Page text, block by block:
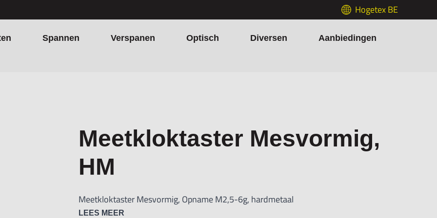
Hogetex BE
Spannen Verspanen Optisch Diversen Aanbiedingen
Meetkloktaster Mesvormig,
HM
Meetkloktaster Mesvormig, Opname M2,5-6g, hardmetaal
LEES MEER